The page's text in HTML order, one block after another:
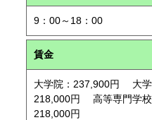
9：00～18：00
賃金
大学院：237,900円 大
218,000円 高等専門学
218,000円